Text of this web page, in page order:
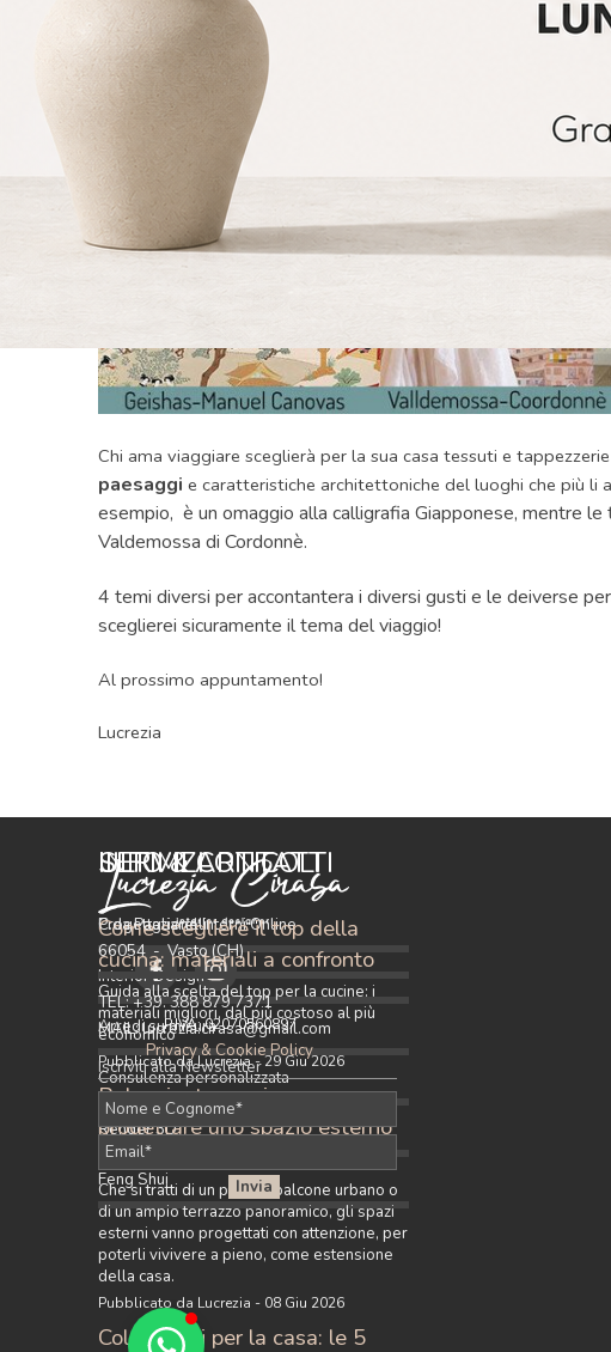
Chi ama viaggiare sceglierà per la sua casa tessuti e
paesaggi e caratteristiche architettoniche del luoghi che più li
esempio, è un omaggio alla calligrafia Giapponese, mentre
Valdemossa di Cordonnè.
4 temi diversi per accontantera i diversi gusti e le deiverse
sceglierei sicuramente il tema del viaggio!
Al prossimo appuntamento!
Lucrezia
SERVIZI
Progettazione Interni Online
Interior Design
Arredi su misura
Consulenza personalizzata
Render 3D
Feng Shui
ULTIMI ARTICOLI
INFO & CONTATTI
C.da Pagliarelli
66054 - Vasto (CH)
TEL: +39. 388 879 7371
MAIL: lucrezia.cirasa@gmail.com
Come scegliere il top della
cucina: materiali a confronto
Guida alla scelta del top per la cucine: i
materiali migliori, dal più costoso al più
economico
Pubblicato da Lucrezia - 29 Giu 2026
Balconi e terrazzi: come
progettare uno spazio esterno
da vivere tutto l'anno
Che si tratti di un piccolo balcone urbano o
di un ampio terrazzo panoramico, gli spazi
esterni vanno progettati con attenzione, per
poterli vivivere a pieno, come estensione
della casa.
Pubblicato da Lucrezia - 08 Giu 2026
Colori caldi per la casa: le 5
P.IVA: 02070560897
Privacy & Cookie Policy
Iscriviti alla Newsletter